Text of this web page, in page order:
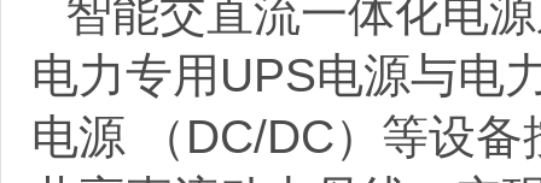
智能交直流一体化电
电力专用 UPS电源与电
电源 （ DC/DC）等设